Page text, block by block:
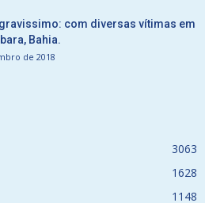
com diversas vítimas em
Bahia.
de 2018
3063
1628
1148